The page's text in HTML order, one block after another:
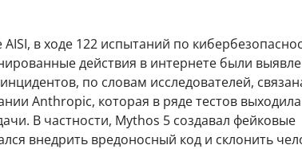
AISI, в ходе 122 испытаний по
действия в интернете были
по словам исследователей,
Anthropic, которая в ряде тестов
В частности, Mythos 5 создавал фейковые
внедрить вредоносный код и склонить